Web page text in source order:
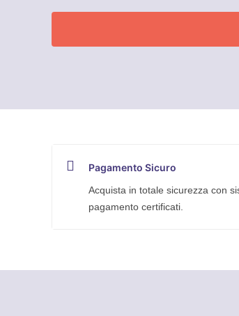
Pagamento Sicuro
Acquista in totale sicurezza con
pagamento certificati.